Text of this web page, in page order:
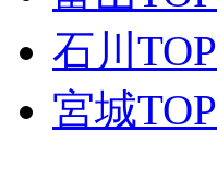
石川TOP
宮城TOP